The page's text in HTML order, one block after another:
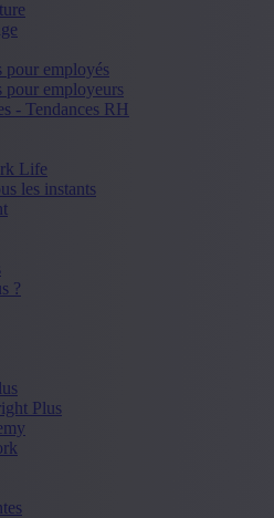
pour employés
pour employeurs
- Tendances RH
Life
les instants
?
Plus